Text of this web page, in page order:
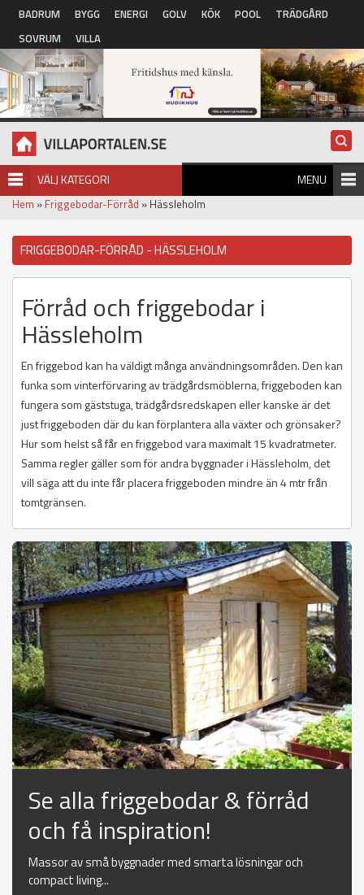
Hoppa till huvudinnehåll
BADRUM BYGG ENERGI GOLV KÖK POOL
TRÄDGÅRD
SOVRUM
VILLA
VÄLJ KATEGORI MENU
Hem » Friggebodar-Förråd » Hässleholm
FRIGGEBODAR-FÖRRÅD - HÄSSLEHOLM
Förråd och friggebodar i
Hässleholm
En friggebod kan ha väldigt många användningsområden. Den kan
funka som vinterförvaring av trädgårdsmöblerna, friggeboden kan
fungera som gäststuga, trädgårdsredskapen eller kanske är det
just friggeboden där du kan förplantera alla växter och grönsaker?
Hur som helst så får en friggebod vara maximalt 15 kvadratmeter.
Samma regler gäller som för andra byggnader i Hässleholm, det
vill säga att du inte får placera friggeboden mindre än 4 mtr från
tomtgränsen.
Se alla friggebodar & förråd
och få inspiration!
Massor av små byggnader med smarta lösningar och
compact living...